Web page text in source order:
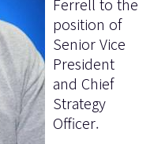
position of
Senior Vice
President
and Chief
Strategy
Officer.